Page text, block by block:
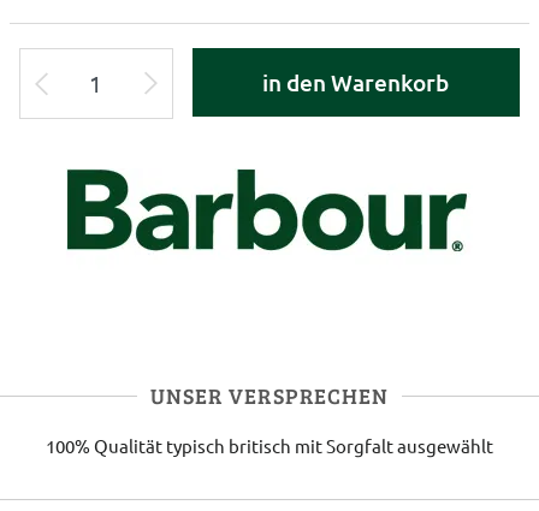
in den Warenkorb
UNSER VERSPRECHEN
100% Qualität typisch britisch mit Sorgfalt ausgewählt